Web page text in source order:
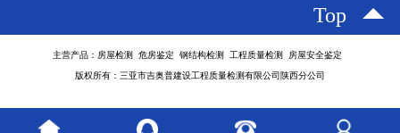
Top
主营产品：房屋检测 危房鉴定 钢结构检测 工程质量检测 房屋安全鉴定
版权所有：三亚市吉奥普建设工程质量检测有限公司陕西分公司